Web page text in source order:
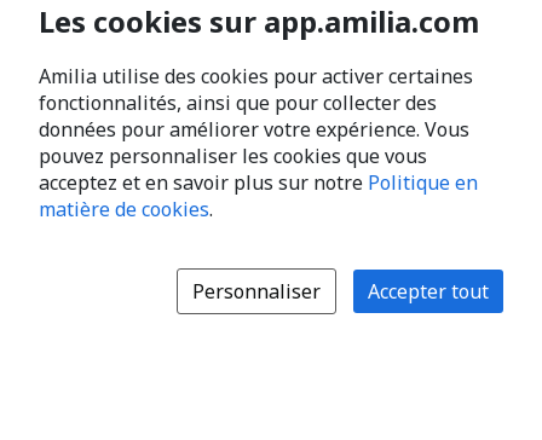
Les cookies sur app.amilia.com
Amilia utilise des cookies pour activer certaines
fonctionnalités, ainsi que pour collecter des
données pour améliorer votre expérience. Vous
pouvez personnaliser les cookies que vous
acceptez et en savoir plus sur notre Politique en
matière de cookies.
Personnaliser Accepter tout